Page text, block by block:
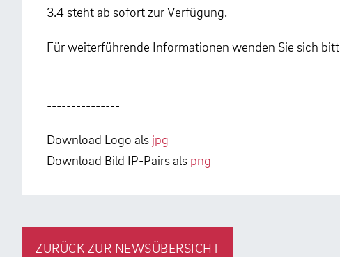
3.4 steht ab sofort zur Verfügung.
Für weiterführende Informationen wenden Sie sich
---------------
Download Logo als jpg
Download Bild IP-Pairs als png
ZURÜCK ZUR NEWSÜBERSICHT